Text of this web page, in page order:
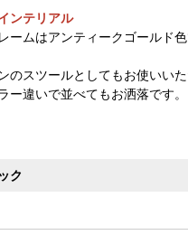
ンテリアル
ームはアンティークゴールド
スツールとしてもお使いいた
違いで並べてもお洒落です。
ク